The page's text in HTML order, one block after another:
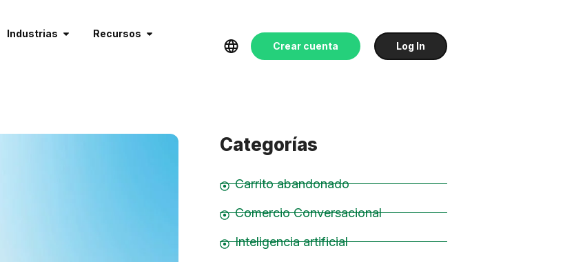
Industrias Recursos
Crear cuenta Log In
Categorías
Carrito abandonado
Comercio Conversacional
Inteligencia artificial